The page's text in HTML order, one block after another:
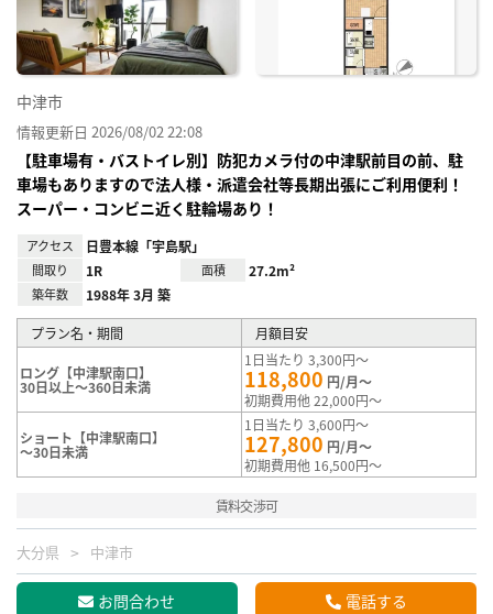
中津市
情報更新日 2026/08/02 22:08
【駐車場有・バストイレ別】防犯カメラ付の中津駅前目の前、駐
車場もありますので法人様・派遣会社等長期出張にご利用便利！
スーパー・コンビニ近く駐輪場あり！
アクセス 日豊本線「宇島駅」
間取り 1R 面積 27.2m²
築年数 1988年 3月 築
プラン名・期間 月額目安
ロング【中津駅南口】
30日以上～360日未満
1日当たり 3,300円～
118,800 円/月～
初期費用他 22,000円～
ショート【中津駅南口】
～30日未満
1日当たり 3,600円～
127,800 円/月～
初期費用他 16,500円～
賃料交渉可
大分県 中津市
お問合わせ 電話する